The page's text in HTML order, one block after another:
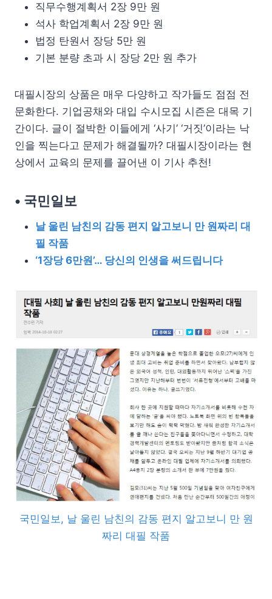
직무수행계획서 2장 9만 원
석사 학업계획서 2장 9만 원
법정 탄원서 장당 5만 원
기본 분량 초과 시 장당 2만 원 추가
대필시장의 상품은 매우 다양하고 작가들도 점점 전
문화한다. 기업공채와 대입 수시모집 시즌은 대목 기
간이다. 글이 절박한 이들에게 ‘사기’ ‘거짓’이라는 낙
인을 찍는다고 문제가 해결될까? 대필시장이라는 현
상에서 교육의 문제를 끌어낸 이 기사 추천!
• 국민일보
날 울린 남친의 감동 편지 알고보니 만 원짜리 대
필 작품
‘1장당 6만원’… 당신의 인생을 써드립니다
국민일보, 날 울린 남친의 감동 편지 알고보니 만 원
짜리 대필 작품